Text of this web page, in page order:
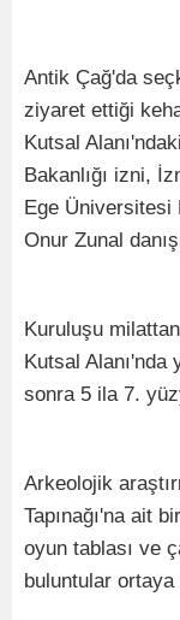
Antik Çağ'da
ziyaret ettiği
Kutsal
Bakanlığı izni,
Ege Üniversitesi
Onur Zunal
Kuruluşu
Kutsal Alanı'nda
sonra 5 ila 7.
Arkeolojik
Tapınağı'na ait
oyun tablası ve
buluntular ortaya